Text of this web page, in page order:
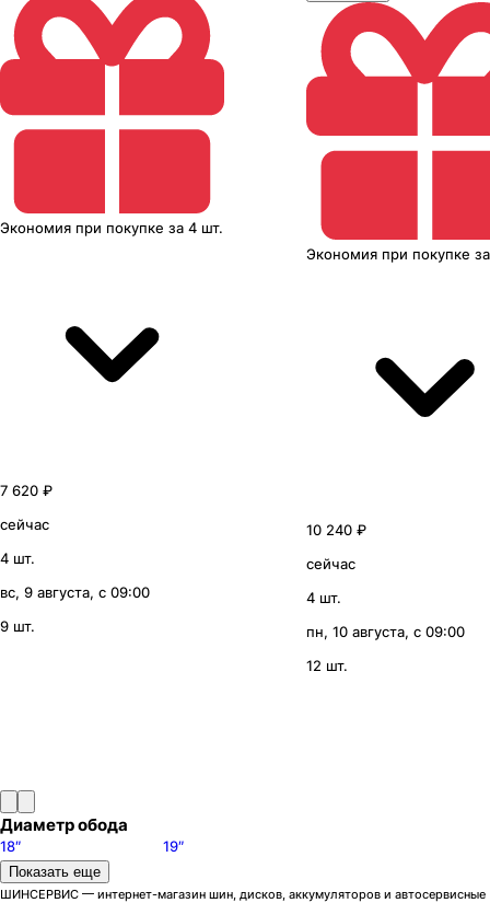
Экономия при покупке за 4 шт.
7 620 ₽
сейчас
4 шт.
вс, 9 августа, с 09:00
9 шт.
Экономия при покупке
10 240 ₽
сейчас
4 шт.
пн, 10 августа, с 09:00
12 шт.
Диаметр обода
18″ 19″
Модели дисков MAK
Allianz 1
Показать еще
ШИНСЕРВИС — интернет-магазин шин, дисков, аккумуляторов и автосервисные